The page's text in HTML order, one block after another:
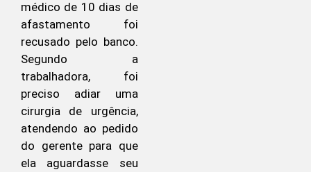
médico de 10 dias de
afastamento foi
recusado pelo banco.
Segundo a
trabalhadora, foi
preciso adiar uma
cirurgia de urgência,
atendendo ao pedido
do gerente para que
ela aguardasse seu